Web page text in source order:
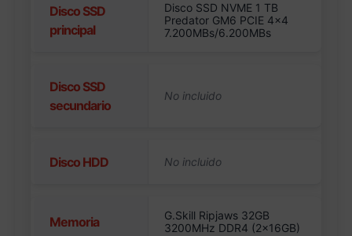
Disco SSD
principal
Disco SSD NVME 1 TB
Predator GM6 PCIE 4×4
7.200MBs/6.200MBs
Disco SSD
secundario
Disco HDD
Memoria
G.Skill Ripjaws 32GB
3200MHz DDR4 (2x16GB)